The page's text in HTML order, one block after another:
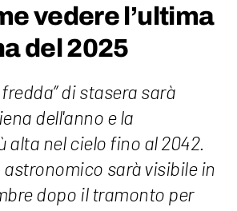
vedere l’ultima
del 2025
di stasera sarà
dell'anno e la
alta nel cielo fino al 2042.
sarà visibile in
dopo il tramonto per